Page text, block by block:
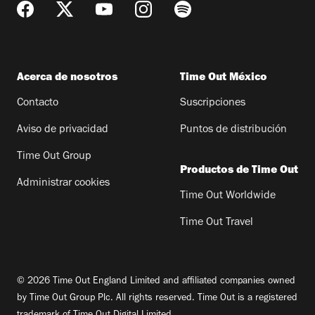
Acerca de nosotros
Contacto
Aviso de privacidad
Time Out Group
Administrar cookies
Time Out México
Suscripciones
Puntos de distribución
Productos de Time Out
Time Out Worldwide
Time Out Travel
© 2026 Time Out England Limited and affiliated companies owned
by Time Out Group Plc. All rights reserved. Time Out is a registered